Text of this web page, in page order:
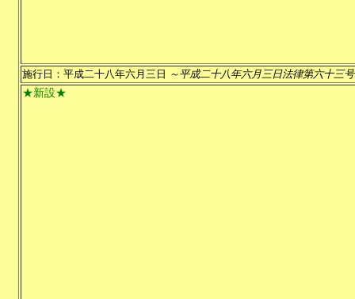
施行日：平成二十八年六月三日 ～平成二十八年六月三日法律第六十三
★新設★